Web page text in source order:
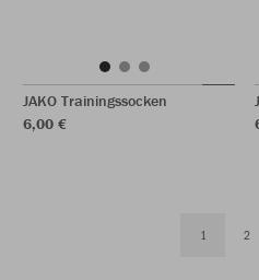
JAKO Trainingssocken
6,00 €
1 2